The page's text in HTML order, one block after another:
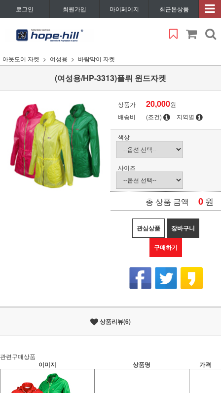
로그인 회원가입 마이페이지 최근본상품
아웃도어 자켓 여성용 바람막이 자켓
(여성용/HP-3313)플뤼 윈드자켓
상품가 20,000원
배송비
(조건) 지역별
색상
사이즈
총 상품 금액 0 원
관심상품 장바구니
구매하기
상품리뷰(6)
관련구매상품
이미지 상품명 가격